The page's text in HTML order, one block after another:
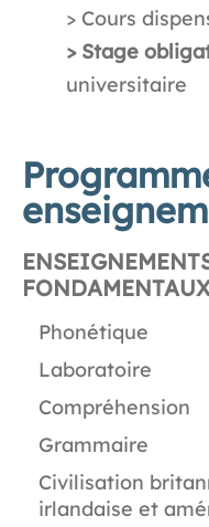
> Cours
> Stage
universitaire
Phonétique
Laboratoire
Compréhension
Grammaire
Civilisation
irlandaise et